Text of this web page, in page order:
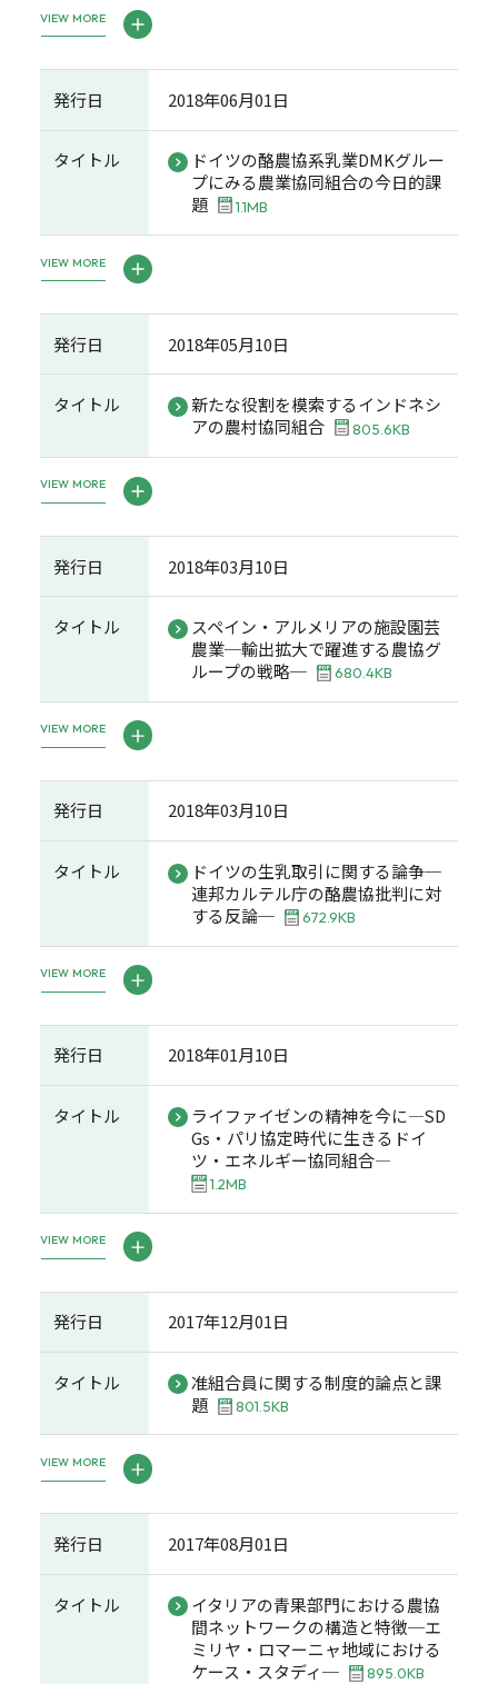
VIEW MORE
発行日 2018年06月01日
タイトル
ドイツの酪農協系乳業DMKグルー
プにみる農業協同組合の今日的課
題
1.1MB
VIEW MORE
発行日 2018年05月10日
タイトル
新たな役割を模索するインドネシ
アの農村協同組合
805.6KB
VIEW MORE
発行日 2018年03月10日
タイトル
スペイン・アルメリアの施設園芸
農業─輸出拡大で躍進する農協グ
ループの戦略─
680.4KB
VIEW MORE
発行日 2018年03月10日
タイトル
ドイツの生乳取引に関する論争─
連邦カルテル庁の酪農協批判に対
する反論─
672.9KB
VIEW MORE
発行日 2018年01月10日
タイトル
ライファイゼンの精神を今に―SD
Gs・パリ協定時代に生きるドイ
ツ・エネルギー協同組合―
1.2MB
VIEW MORE
発行日 2017年12月01日
タイトル
准組合員に関する制度的論点と課
題
801.5KB
VIEW MORE
発行日 2017年08月01日
タイトル
イタリアの青果部門における農協
間ネットワークの構造と特徴─エ
ミリヤ・ロマーニャ地域における
ケース・スタディ─
895.0KB